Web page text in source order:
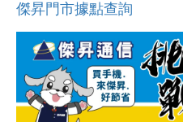
傑昇門市據點查詢